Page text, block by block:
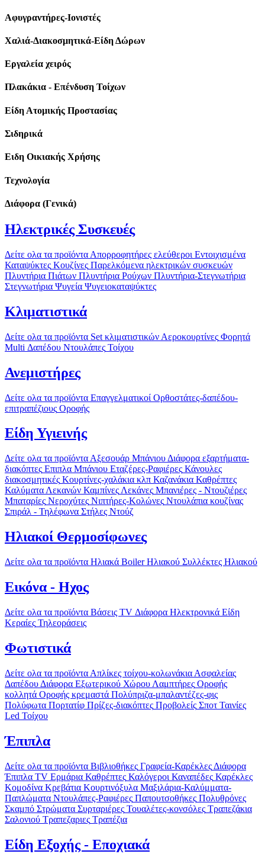
Αφυγραντήρες-Ιονιστές
Χαλιά-Διακοσμητικά-Είδη Δώρων
Εργαλεία χειρός
Πλακάκια - Επένδυση Τοίχων
Είδη Ατομικής Προστασίας
Σιδηρικά
Ειδη Οικιακής Χρήσης
Τεχνολογία
Διάφορα (Γενικά)
Ηλεκτρικές Συσκευές
Δείτε ολα τα προϊόντα Απορροφητήρες ελεύθεροι Εντοιχισμένα
Καταψύκτες Κουζίνες Παρελκόμενα ηλεκτρικών συσκευών
Πλυντήρια Πιάτων Πλυντήρια Ρούχων Πλυντήρια-Στεγνωτήρια
Στεγνωτήρια Ψυγεία Ψυγειοκαταψύκτες
Κλιματιστικά
Δείτε ολα τα προϊόντα Set κλιματιστικών Αεροκουρτίνες Φορητά
Multi Δαπέδου Ντουλάπες Τοίχου
Ανεμιστήρες
Δείτε ολα τα προϊόντα Επαγγελματικοί Ορθοστάτες-δαπέδου-
επιτραπέζιους Οροφής
Είδη Υγιεινής
Δείτε ολα τα προϊόντα Αξεσουάρ Μπάνιου Διάφορα εξαρτήματα-
διακόπτες Επιπλα Μπάνιου Εταζέρες-Ραφιέρες Κάνουλες
διακοσμητικές Κουρτίνες-χαλάκια κλπ Καζανάκια Καθρέπτες
Καλύματα Λεκανών Καμπίνες Λεκάνες Μπανιέρες - Ντουζιέρες
Μπαταρίες Νεροχύτες Νιπτήρες-Κολώνες Ντουλάπια κουζίνας
Σπιράλ - Τηλέφωνα Στήλες Ντούζ
Ηλιακοί Θερμοσίφωνες
Δείτε ολα τα προϊόντα Ηλιακά Boiler Ηλιακού Συλλέκτες Ηλιακού
Εικόνα - Ηχος
Δείτε ολα τα προϊόντα Βάσεις TV Διάφορα Ηλεκτρονικά Είδη
Κεραίες Τηλεοράσεις
Φωτιστικά
Δείτε ολα τα προϊόντα Απλίκες τοίχου-κολωνάκια Ασφαλείας
Δαπέδου Διάφορα Εξωτερικού Χώρου Λαμπτήρες Οροφής
κολλητά Οροφής κρεμαστά Πολύπριζα-μπαλαντέζες-φις
Πολύφωτα Πορτατίφ Πρίζες-διακόπτες Προβολείς Σποτ Ταινίες
Led Τοίχου
Έπιπλα
Δείτε ολα τα προϊόντα Βιβλιοθήκες Γραφεία-Καρέκλες Διάφορα
Έπιπλα TV Ερμάρια Καθρέπτες Καλόγεροι Καναπέδες Καρέκλες
Κομοδίνα Κρεβάτια Κουρτινόξυλα Μαξιλάρια-Καλύμματα-
Παπλώματα Ντουλάπες-Ραφιέρες Παπουτσοθήκες Πολυθρόνες
Σκαμπό Στρώματα Συρταριέρες Τουαλέτες-κονσόλες Τραπεζάκια
Σαλονιού Τραπεζαριες Τραπέζια
Είδη Εξοχής - Εποχιακά